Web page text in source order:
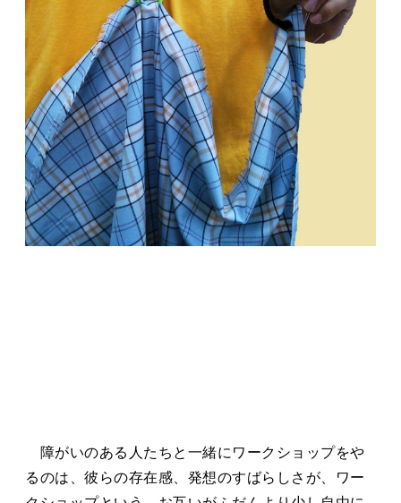
障がいのある人たちと一緒にワークショップをや
るのは、彼らの存在感、発想のすばらしさが、ワー